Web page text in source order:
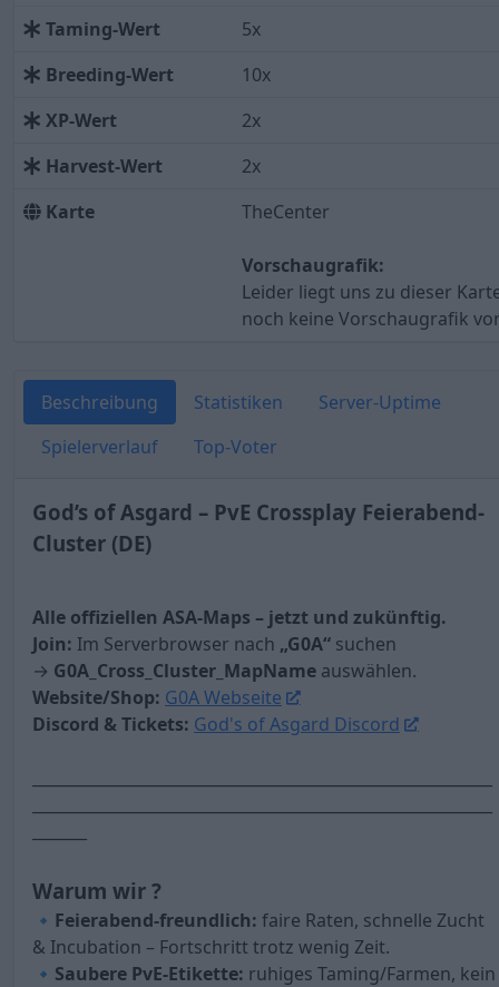
Taming-Wert
5x
Breeding-Wert
10x
XP-Wert
2x
Harvest-Wert
2x
Karte
TheCenter
Vorschaugrafik:
Leider liegt uns zu dieser
noch keine Vorschaugrafik
Beschreibung Statistiken
Server-Uptime
Spielerverlauf
Top-Voter
God’s of Asgard – PvE Crossplay Feierabend-
Cluster (DE)
Alle offiziellen ASA-Maps – jetzt und zukünftig.
Join: Im Serverbrowser nach „G0A“ suchen
→ G0A_Cross_Cluster_MapName auswählen.
Website/Shop: G0A Webseite
Discord & Tickets: God's of Asgard Discord
Warum wir ?
🔹 Feierabend-freundlich: faire Raten, schnelle Zucht
& Incubation – Fortschritt trotz wenig Zeit.
🔹Saubere PvE-Etikette: ruhiges Taming/Farmen, kein